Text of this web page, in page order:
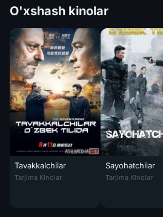
O'xshash kinolar
Tavakkalchilar
Tavakkalchilar Uzbek tilida 2017 HD
Tarjima Kinolar
Sayohatchilar
Sayohatchilar /
Tarjima Kinolar